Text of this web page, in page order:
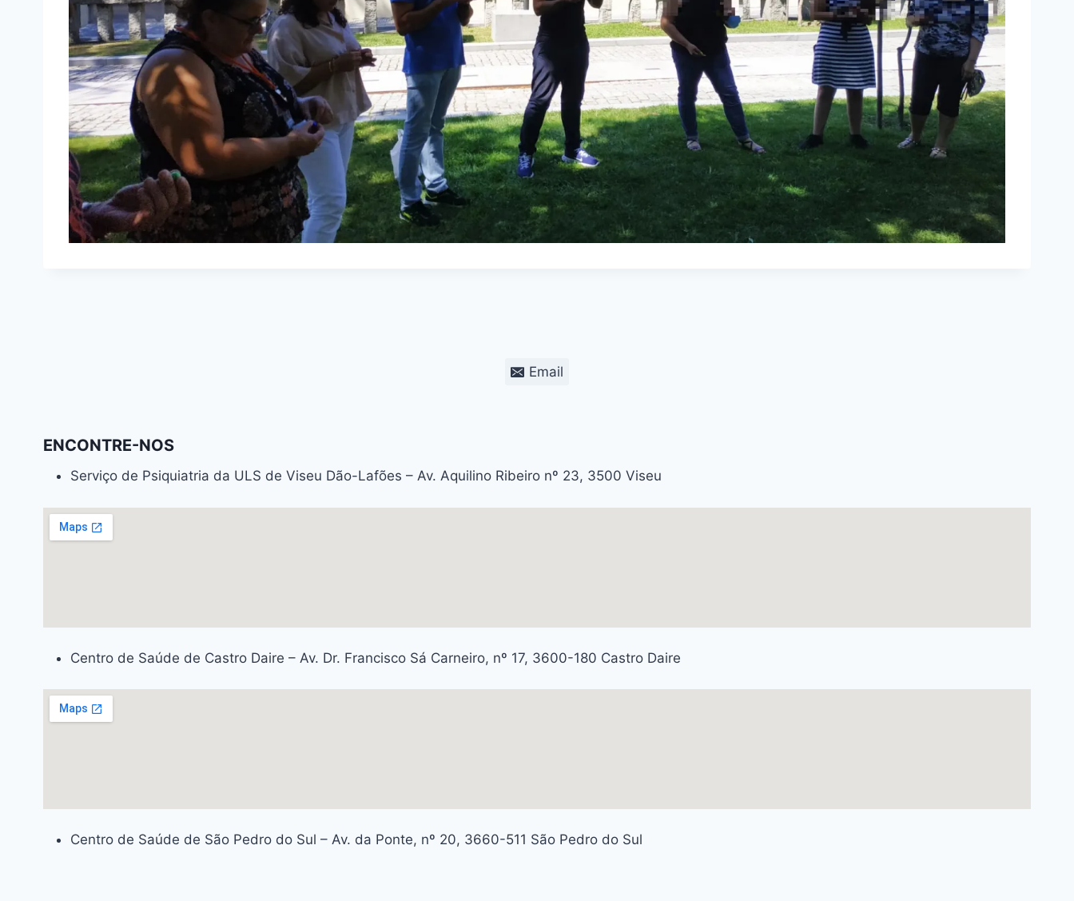
Email
ENCONTRE-NOS
Serviço de Psiquiatria da ULS de Viseu Dão-Lafões – Av. Aquilino Ribeiro nº 23, 3500 Viseu
Centro de Saúde de Castro Daire – Av. Dr. Francisco Sá Carneiro, nº 17, 3600-180 Castro Daire
Centro de Saúde de São Pedro do Sul – Av. da Ponte, nº 20, 3660-511 São Pedro do Sul